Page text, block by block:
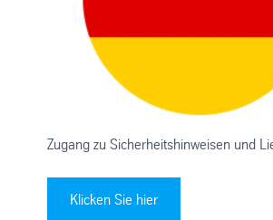
Zugang zu Sicherheitshinweisen und
Klicken Sie hier